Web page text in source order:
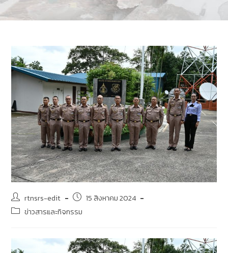
rtnsrs-edit
15 สิงหาคม 2024
ข่าวสารและกิจกรรม